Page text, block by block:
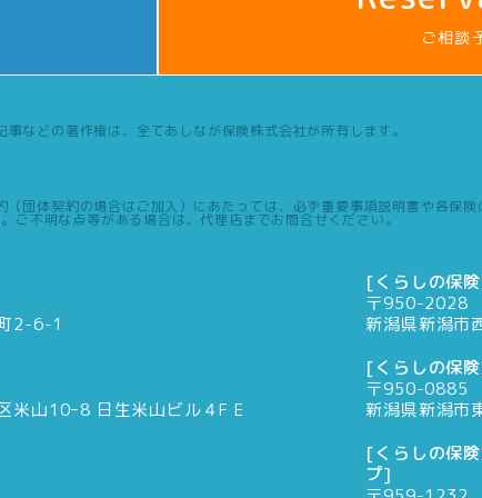
ご相談
事などの著作権は、全てあしなが保険株式会社が所有します。
団体契約の場合はご加入）にあたっては、必ず重要事項説明書や各保
ご不明な点等がある場合は、代理店までお問合せください。
2-6-1
米山10ｰ8 日生米山ビル４F E
[くらしの保
〒950-2028
新潟県新潟市
[くらしの保
〒950-0885
新潟県新潟市
[くらしの保
プ]